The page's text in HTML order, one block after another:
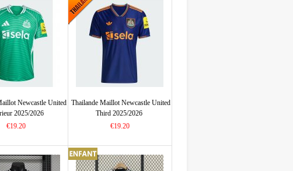
Newcastle United
2025/2026
€19.20
Thailande Maillot Newcastle United
Third 2025/2026
€19.20